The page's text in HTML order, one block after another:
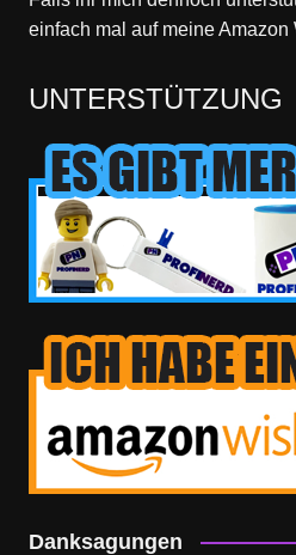
einfach mal auf meine Amazon
UNTERSTÜTZUNG
Danksagungen